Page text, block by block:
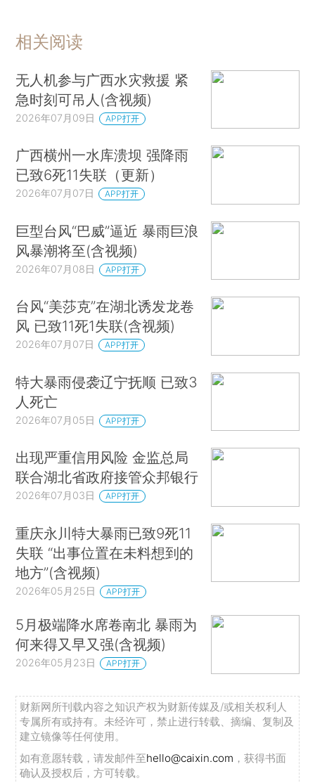
相关阅读
无人机参与广西水灾救援 紧
急时刻可吊人(含视频)
2026年07月09日 APP打开
广西横州一水库溃坝 强降雨
已致6死11失联（更新）
2026年07月07日 APP打开
巨型台风“巴威”逼近 暴雨巨浪
风暴潮将至(含视频)
2026年07月08日 APP打开
台风“美莎克”在湖北诱发龙卷
风 已致11死1失联(含视频)
2026年07月07日 APP打开
特大暴雨侵袭辽宁抚顺 已致3
人死亡
2026年07月05日 APP打开
出现严重信用风险 金监总局
联合湖北省政府接管众邦银行
2026年07月03日 APP打开
重庆永川特大暴雨已致9死11
失联 “出事位置在未料想到的
地方”(含视频)
2026年05月25日 APP打开
5月极端降水席卷南北 暴雨为
何来得又早又强(含视频)
2026年05月23日 APP打开
财新网所刊载内容之知识产权为财新传媒及/或相关权利人
专属所有或持有。未经许可，禁止进行转载、摘编、复制及
建立镜像等任何使用。
如有意愿转载，请发邮件至hello@caixin.com ，获得书面
确认及授权后，方可转载。